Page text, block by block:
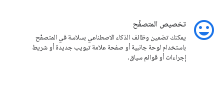
insert_emoticon تخصيص المتصفّح
يمكنك تضمين وظائف الذكاء الاصطناعي بسلاسة في المتصفّح
باستخدام لوحة جانبية أو صفحة علامة تبويب جديدة أو شريط
إجراءات أو قوائم سياق.